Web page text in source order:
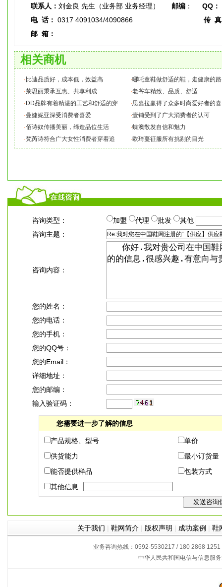
联系人： 刘金良 先生（业务部 业务经理） 邮编 ： QQ：
电 话： 0317 4091034/4090866
传
邮 箱：
相关商机
· 比迪品质好，成本低，效益高 ·哪吒童鞋做舒适的鞋，走健康的路
·莱思丽秉承互惠、共享利成 ·老爷车精致、品质、舒适
· DD品牌有着精湛的工艺和舒适的穿 ·思嘉拉赢得了众多时尚爱好者的喜
·曼婕妮亚深受消费者喜爱 ·壹铺受到了广大消费者的认可
·佰诗奴传播美丽，缔造品位生活 ·蝶澳散发自信和魅力
·梵芮诗符合广大女性消费者穿着追 ·欧琦蔓征服所有挑剔的目光
咨询类型： 加盟 代理 批发
其他
咨询主题：
咨询内容：
您的姓名：
您的电话：
您的手机：
您的QQ号：
您的Email：
详细地址：
您的邮编：
输入验证码：
您需要进一步了解的信息
产品规格、型号
单价
供货能力
最小订货量
能否提供样品
包装方式
其他信息
关于我们 | 鞋网简介 | 版权声明 | 成功案例 | 鞋
业务咨询热线：0592-5530217 / 180 2868 1251
中华人民共和国电信与信息服